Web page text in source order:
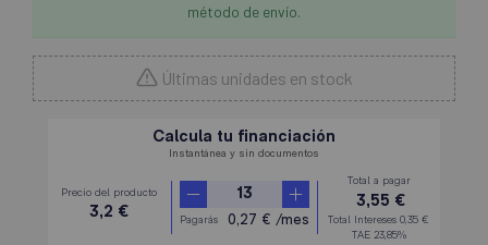
método de envío.
Últimas unidades en stock